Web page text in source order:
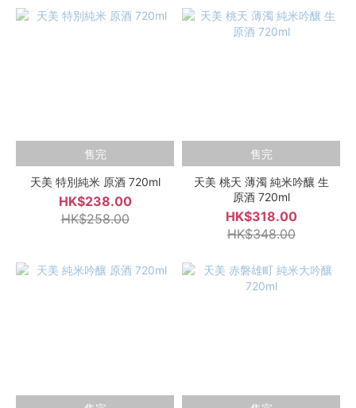
售完
天美 特別純米 原酒 720ml
HK$238.00
HK$258.00
售完
天美 桃天 薄濁 純米吟釀 生
原酒 720ml
HK$318.00
HK$348.00